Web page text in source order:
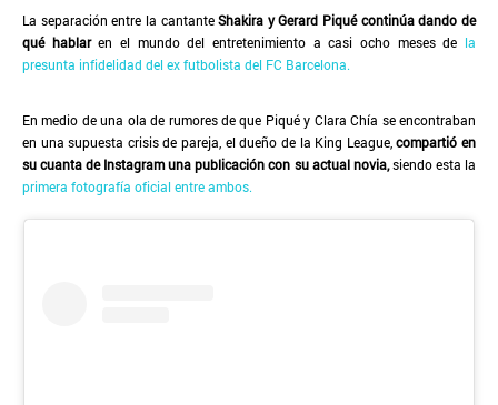
La separación entre la cantanteShakira y Gerard Piqué continúa dando de
qué hablaren el mundo del entretenimiento a casi ocho meses de la
presunta infidelidad del ex futbolista del FC Barcelona.
En medio de una ola de rumores de que Piqué y Clara Chía se encontraban
en una supuesta crisis de pareja, el dueño de la King League,compartió en
su cuanta de Instagram una publicación con su actual novia,siendo esta la
primera fotografía oficial entre ambos.